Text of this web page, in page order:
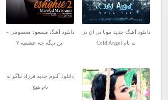
دانلود آهنگ جدید مونا تی ان تی
به نام Cold Angel
دانلود آهنگ مسعود معصومی –
این دیگه چه عشقیه ۲
دانلود آلبوم جدید فرزاد ثناگو به
نام هیچ